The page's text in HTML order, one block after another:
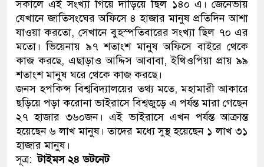
সকালে এই সংখ্যা গিয়ে দাঁড়িয়ে ছিল ১৪০ এ। জেনেভায়
যেখানে জাতিসংঘের অফিসে ৪ হাজার মানুষ প্রতিদিন আশা
যাওয়া করতো, সেখানে বুহস্পতিবারের সংখ্যা ছিল ৭০ এর
মতো। ভিয়েনায় ৯৭ শতাংশ মানুষ অফিসে বাইরে থেকে
কাজ করছে, এছাড়াও আদ্দিস আবাবা, ইথিওপিয়া প্রায় ৯৯
শতাংশ মানুষ ঘরে থেকে কাজ করছে।
জনস হপকিন্স বিশ্ববিদ্যালয়ের তথ্য মতে, মহামারী আকারে
ছড়িয়ে পড়া করোনা ভাইরাসে বিশ্বজুড়ে এ পর্যন্ত মারা গেছেন
২৭ হাজার ৩৬০জন। এই ভাইরাসে এখন পর্যন্ত আক্রান্ত
হয়েছেন ৬ লাখ মানুষ। তাদের মধ্যে সুস্থ হয়েছেন ১ লাখ ৩১
হাজার মানুষ।
সূত্র:টাইমস ২৪ ডটনেট